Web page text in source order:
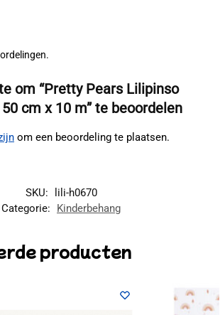
om “Pretty Pears Lilipinso
cm x 10 m” te beoordelen
om een beoordeling te plaatsen.
SKU:
lili-h0670
Categorie:
Kinderbehang
producten